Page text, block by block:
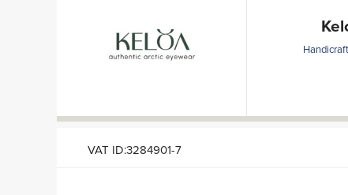
VAT ID:3284901-7